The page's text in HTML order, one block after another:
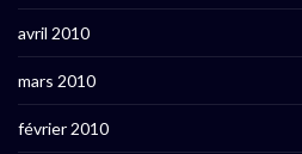
avril 2010
mars 2010
février 2010